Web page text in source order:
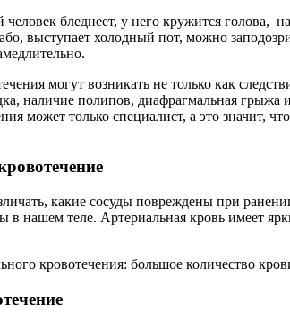
бледнеет, у него кружится голова,
выступает холодный пот, можно
могут возникать не только как
наличие полипов, диафрагмальная грыжа
может только специалист, а это значит,
какие сосуды повреждены при
в нашем теле. Артериальная кровь имеет
кровотечения: большое количество